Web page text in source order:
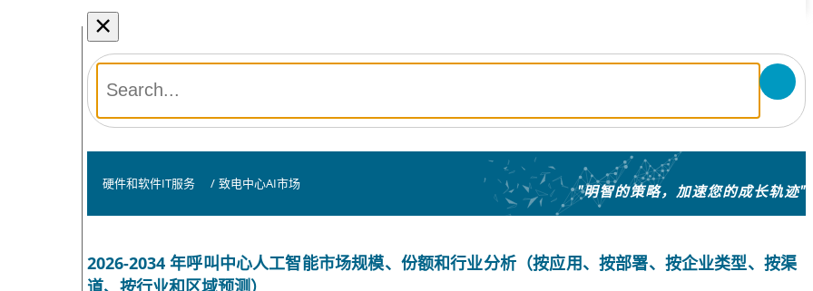
×
硬件和软件IT服务 / 致电中心AI市场 "明智的策略，加速您的成长轨迹"
2026-2034 年呼叫中心人工智能市场规模、份额和行业分析（按应用、按部署、按企业类型、按渠
道、按行业和区域预测）